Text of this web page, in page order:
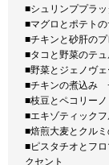
■シュリンププラッ
■マグロとポテト
■チキンと砂肝のプ
■タコと野菜のテュ
■野菜とジェノヴェ
■チキンの煮込み
■枝豆とペコリー
■エキゾティック
■焙煎大麦とクル
■ピスタチオとフ
クセント